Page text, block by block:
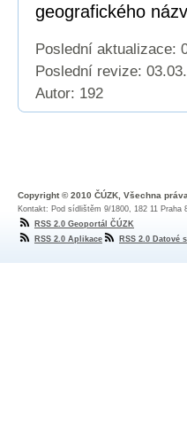
geografického
Poslední aktualizace:
Poslední revize:
Autor: 192
Copyright © 2010 ČÚZK, Všechna
Kontakt: Pod sídlištěm 9/1800, 182 11 Praha
RSS 2.0 Geoportál ČÚZK
RSS 2.0 Aplikace
RSS 2.0 Datové